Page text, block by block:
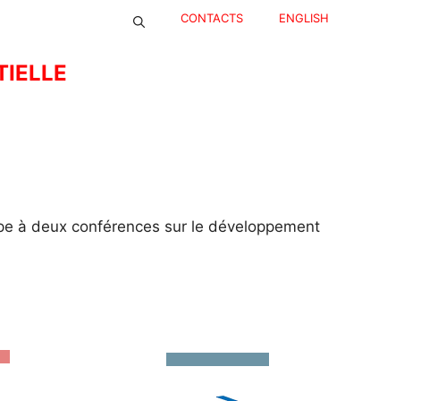
CONTACTS ENGLISH
à deux conférences sur le développement